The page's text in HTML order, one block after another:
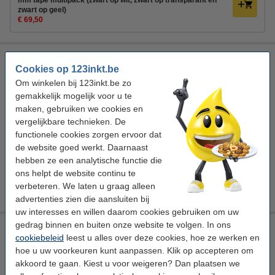
Cookies op 123inkt.be
Om winkelen bij 123inkt.be zo
gemakkelijk mogelijk voor u te
maken, gebruiken we cookies en
vergelijkbare technieken. De
functionele cookies zorgen ervoor dat
de website goed werkt. Daarnaast
hebben ze een analytische functie die
ons helpt de website continu te
verbeteren. We laten u graag alleen
advertenties zien die aansluiten bij
uw interesses en willen daarom cookies gebruiken om uw
gedrag binnen en buiten onze website te volgen. In ons
cookiebeleid leest u alles over deze cookies, hoe ze werken en
hoe u uw voorkeuren kunt aanpassen. Klik op accepteren om
akkoord te gaan. Kiest u voor weigeren? Dan plaatsen we
zwart op geel)
€ 69,50
mm tape multipack (zwart op wit, zwart op transparant en
zwart op geel)
123inkt 12 mm x 8 m (BxL) gelamineerd
Bekijk de specificaties en omschrijving
Direct leverbaar
Morgen in huis
€ 69,50 Bestellen
Brother TZe-131S tape zwart op transparant 12 mm
(origineel)
gelamineerd transparant zwart